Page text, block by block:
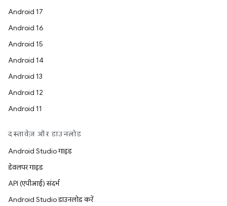
Android 17
Android 16
Android 15
Android 14
Android 13
Android 12
Android 11
दस्तावेज़ और डाउनलोड
Android Studio गाइड
डेवलपर गाइड
API (एपीआई) संदर्भ
Android Studio डाउनलोड करें